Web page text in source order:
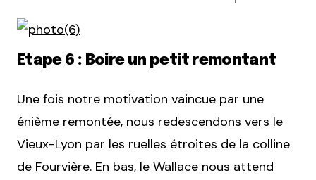
Etape 6 : Boire un petit remontant
Une fois notre motivation vaincue par une
énième remontée, nous redescendons vers le
Vieux-Lyon par les ruelles étroites de la colline
de Fourvière. En bas, le Wallace nous attend